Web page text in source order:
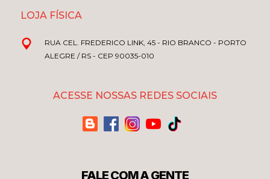
LOJA FÍSICA
RUA CEL. FREDERICO LINK, 45 - RIO BRANCO - PORTO
ALEGRE / RS - CEP 90035-010
ACESSE NOSSAS REDES SOCIAIS
FALE COM A GENTE